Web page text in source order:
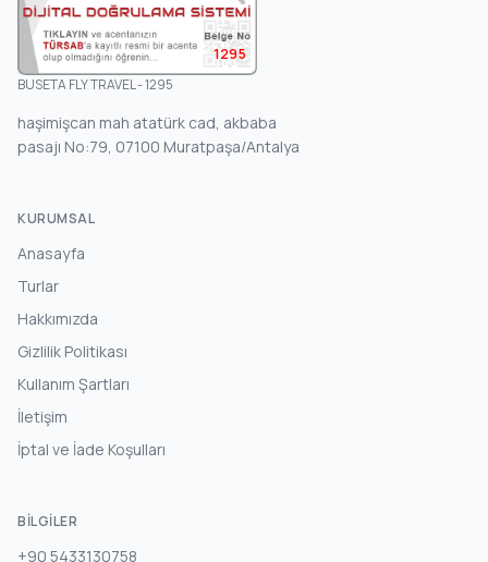
1295
BUSETA FLY TRAVEL - 1295
haşimişcan mah atatürk cad, akbaba
pasajı No:79, 07100 Muratpaşa/Antalya
KURUMSAL
Anasayfa
Turlar
Hakkımızda
Gizlilik Politikası
Kullanım Şartları
İletişim
İptal ve İade Koşulları
BILGILER
+90 5433130758